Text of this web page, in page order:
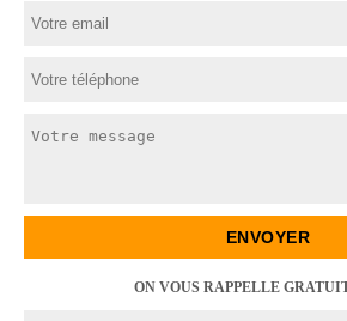
ON VOUS RAPPELLE